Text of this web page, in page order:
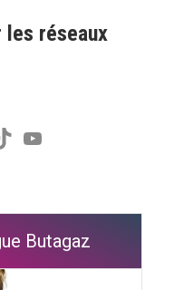
les réseaux
YouTube
Butagaz